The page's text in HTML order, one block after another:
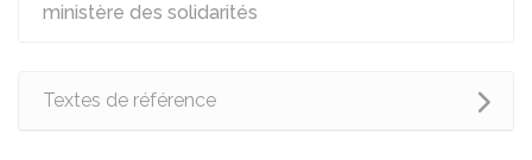
ministère des solidarités
Textes de référence